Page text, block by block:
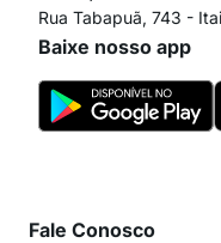
Rua Tabapuã, 743 -
Baixe nosso app
Fale Conosco